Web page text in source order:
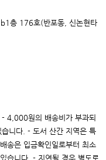
층 176호(반포동, 신논현타
4,000원의 배송비가 부과되
니다. - 도서 산간 지역은 특
송은 입금확인일로부터 최소
습니다. - 지연될 경우 별도로